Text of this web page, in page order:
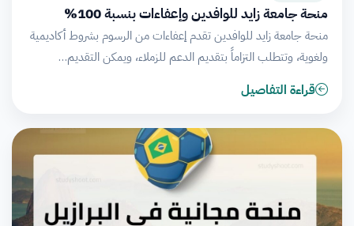
منحة جامعة زايد للوافدين وإعفاءات بنسبة 100%
منحة جامعة زايد للوافدين تقدم إعفاءات من الرسوم بشروط أكاديمية
ولغوية، وتتطلب التزاماً بتقديم الدعم للزملاء، ويمكن التقديم…
قراءة التفاصيل